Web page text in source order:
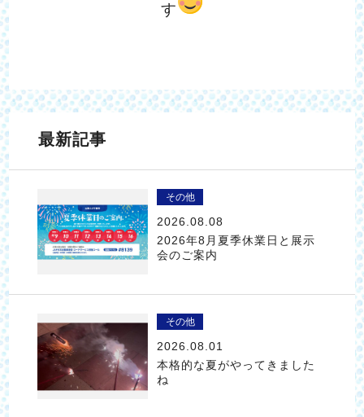
す
最新記事
その他
2026.08.08
2026年8月夏季休業日と展示
会のご案内
その他
2026.08.01
本格的な夏がやってきました
ね